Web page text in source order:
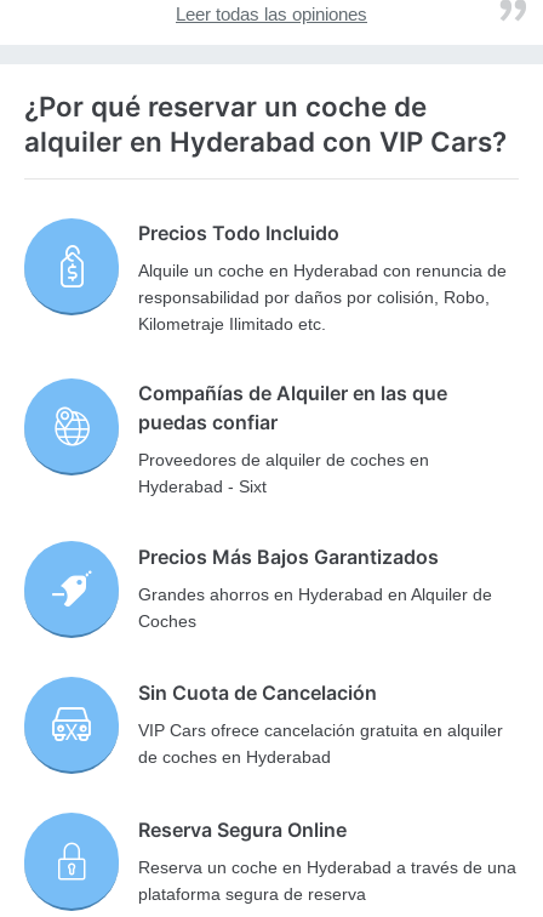
Leer todas las opiniones
¿Por qué reservar un coche de
alquiler en Hyderabad con VIP Cars?
Precios Todo Incluido
Alquile un coche en Hyderabad con renuncia de
responsabilidad por daños por colisión, Robo,
Kilometraje Ilimitado etc.
Compañías de Alquiler en las que
puedas confiar
Proveedores de alquiler de coches en
Hyderabad - Sixt
Precios Más Bajos Garantizados
Grandes ahorros en Hyderabad en Alquiler de
Coches
Sin Cuota de Cancelación
VIP Cars ofrece cancelación gratuita en alquiler
de coches en Hyderabad
Reserva Segura Online
Reserva un coche en Hyderabad a través de una
plataforma segura de reserva